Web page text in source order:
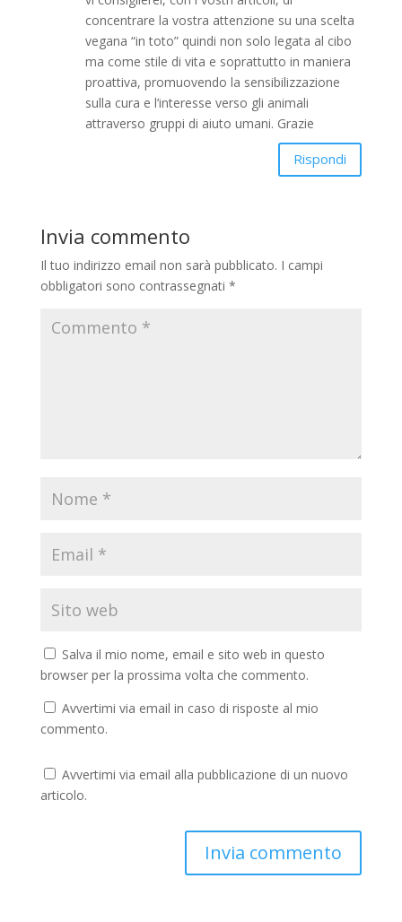
concentrare la vostra attenzione su una scelta
vegana “in toto” quindi non solo legata al cibo
ma come stile di vita e soprattutto in maniera
proattiva, promuovendo la sensibilizzazione
sulla cura e l’interesse verso gli animali
attraverso gruppi di aiuto umani. Grazie
Rispondi
Invia commento
Il tuo indirizzo email non sarà pubblicato. I campi
obbligatori sono contrassegnati *
Salva il mio nome, email e sito web in questo
browser per la prossima volta che commento.
Avvertimi via email in caso di risposte al mio
commento.
Avvertimi via email alla pubblicazione di un nuovo
articolo.